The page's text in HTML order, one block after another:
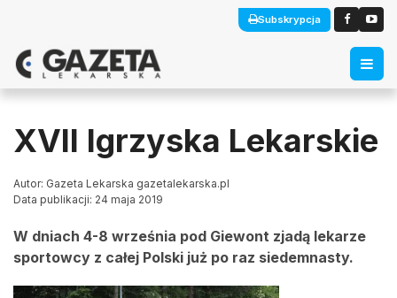
Subskrypcja
XVII Igrzyska Lekarskie
Autor: Gazeta Lekarska gazetalekarska.pl
Data publikacji: 24 maja 2019
W dniach 4-8 września pod Giewont zjadą lekarze
sportowcy z całej Polski już po raz siedemnasty.